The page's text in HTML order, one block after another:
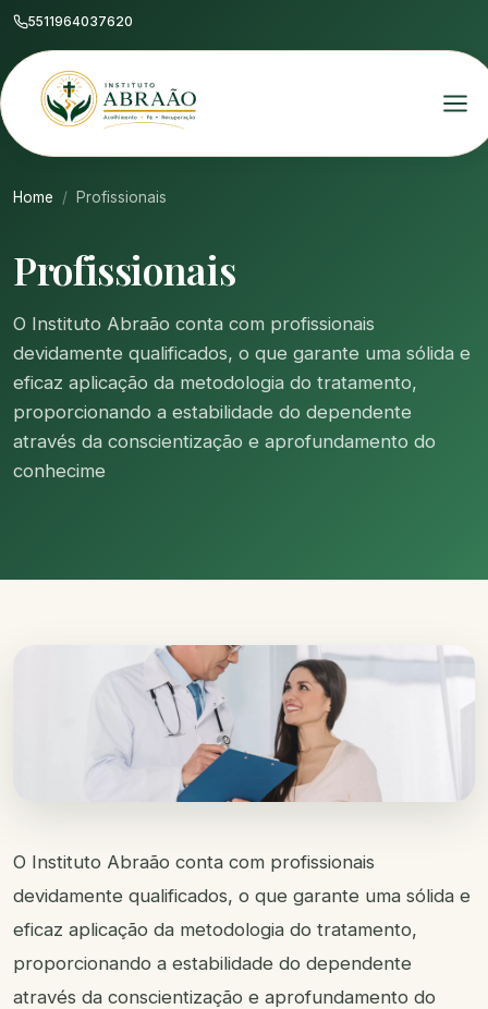
5511964037620
Home Profissionais
Profissionais
O Instituto Abraão conta com profissionais
devidamente qualificados, o que garante uma sólida e
eficaz aplicação da metodologia do tratamento,
proporcionando a estabilidade do dependente
através da conscientização e aprofundamento do
conhecime
O Instituto Abraão conta com profissionais
devidamente qualificados, o que garante uma sólida e
eficaz aplicação da metodologia do tratamento,
proporcionando a estabilidade do dependente
através da conscientização e aprofundamento do